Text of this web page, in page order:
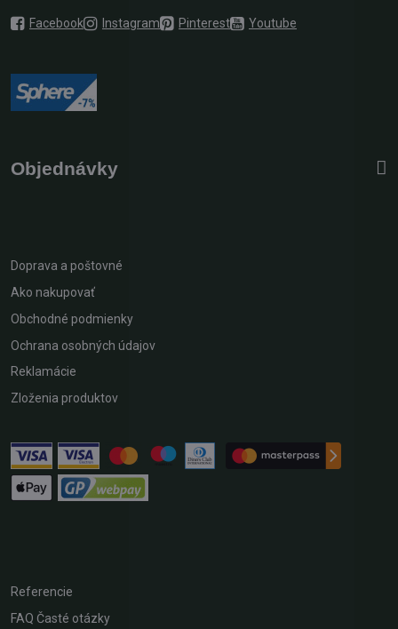
Facebook Instagram Pinterest Youtube
Objednávky
Doprava a poštovné
Ako nakupovať
Obchodné podmienky
Ochrana osobných údajov
Reklamácie
Zloženia produktov
Referencie
FAQ Časté otázky